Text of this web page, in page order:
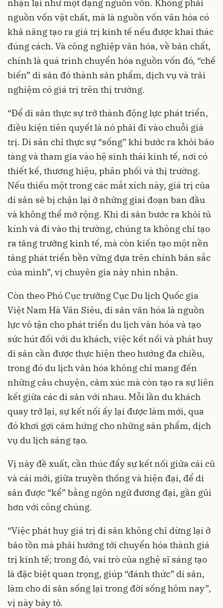
nhận lại như một dạng nguồn vốn. Không phải
nguồn vốn vật chất, mà là nguồn vốn văn hóa có
khả năng tạo ra giá trị kinh tế nếu được khai thác
đúng cách. Và công nghiệp văn hóa, về bản chất,
chính là quá trình chuyển hóa nguồn vốn đó, “chế
biến” di sản đó thành sản phẩm, dịch vụ và trải
nghiệm có giá trị trên thị trường.
“Để di sản thực sự trở thành động lực phát triển,
điều kiện tiên quyết là nó phải đi vào chuỗi giá
trị. Di sản chỉ thực sự “sống” khi bước ra khỏi bảo
tàng và tham gia vào hệ sinh thái kinh tế, nơi có
thiết kế, thương hiệu, phân phối và thị trường.
Nếu thiếu một trong các mắt xích này, giá trị của
di sản sẽ bị chặn lại ở những giai đoạn ban đầu
và không thể mở rộng. Khi di sản bước ra khỏi tủ
kính và đi vào thị trường, chúng ta không chỉ tạo
ra tăng trưởng kinh tế, mà còn kiến tạo một nền
tảng phát triển bền vững dựa trên chính bản sắc
của mình”, vị chuyên gia này nhìn nhận.
Còn theo Phó Cục trưởng Cục Du lịch Quốc gia
Việt Nam Hà Văn Siêu, di sản văn hóa là nguồn
lực vô tận cho phát triển du lịch văn hóa và tạo
sức hút đối với du khách, việc kết nối và phát huy
di sản cần được thực hiện theo hướng đa chiều,
trong đó du lịch văn hóa không chỉ mang đến
những câu chuyện, cảm xúc mà còn tạo ra sự liên
kết giữa các di sản với nhau. Mỗi lần du khách
quay trở lại, sự kết nối ấy lại được làm mới, qua
đó khơi gợi cảm hứng cho những sản phẩm, dịch
vụ du lịch sáng tạo.
Vị này đề xuất, cần thúc đẩy sự kết nối giữa cái cũ
và cái mới, giữa truyền thống và hiện đại, để di
sản được “kể” bằng ngôn ngữ đương đại, gần gũi
hơn với công chúng.
“Việc phát huy giá trị di sản không chỉ dừng lại ở
bảo tồn mà phải hướng tới chuyển hóa thành giá
trị kinh tế; trong đó, vai trò của nghệ sĩ sáng tạo
là đặc biệt quan trọng, giúp “đánh thức” di sản,
làm cho di sản sống lại trong đời sống hôm nay”,
vị này bày tỏ.